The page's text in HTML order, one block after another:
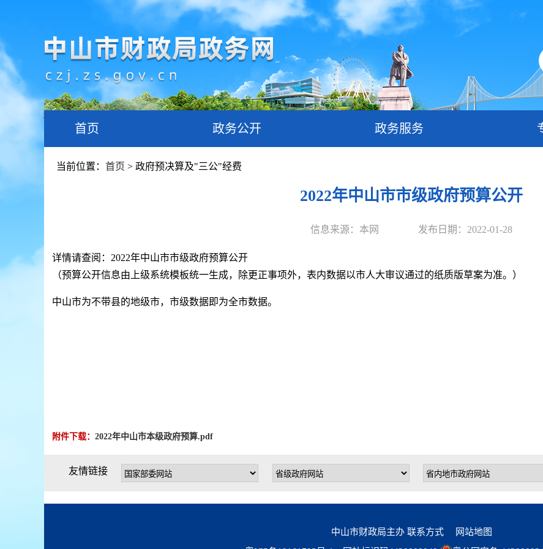
首页 政务公开 政务服务
当前位置： 首页 > 政府预决算及"三公"经费
2022年中山市市级政府预算公开
信息来源：本网 发布日期：2022-01-28
详情请查阅：2022年中山市市级政府预算公开
（预算公开信息由上级系统模板统一生成，除更正事项外，表内数据以市人大审议通过的纸质版草案为准。）
中山市为不带县的地级市，市级数据即为全市数据。
附件下载： 2022年中山市本级政府预算.pdf
友情链接
中山市财政局主办 联系方式
网站地图